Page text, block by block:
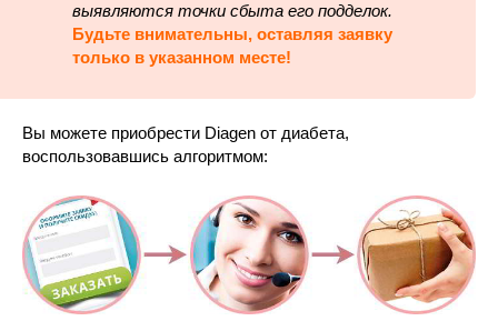
выявляются точки сбыта его подделок.
Будьте внимательны, оставляя заявку
только в указанном месте!
Вы можете приобрести Diagen от диабета,
воспользовавшись алгоритмом: